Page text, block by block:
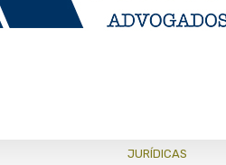
JURÍ­DICAS